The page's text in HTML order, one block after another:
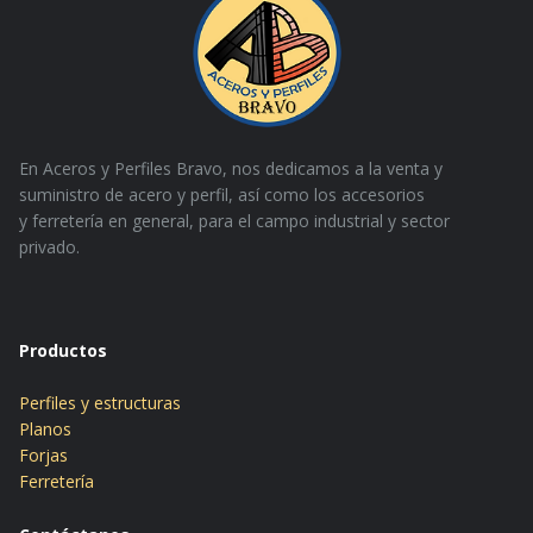
En Aceros y Perfiles Bravo, nos dedicamos a la venta y
suministro de acero y perfil, así como los accesorios
y ferretería en general, para el campo industrial y sector
privado.
Productos
Perfiles y estructuras
Planos
Forjas
Ferretería